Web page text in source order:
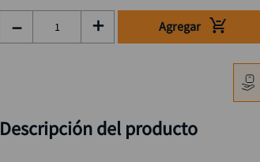
＋
－ Agregar
Descripción del producto